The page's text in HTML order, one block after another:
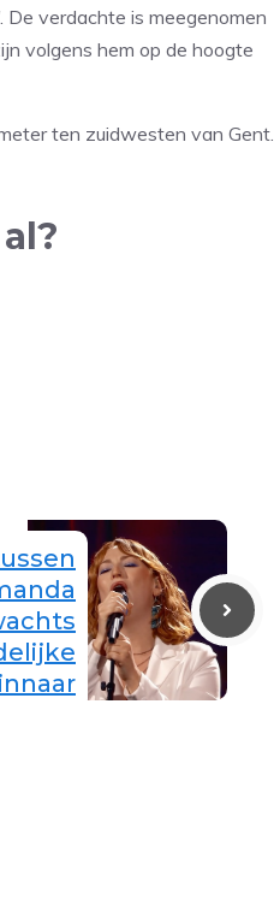
De verdachte is meegenomen
volgens hem op de hoogte
ten zuidwesten van Gent.